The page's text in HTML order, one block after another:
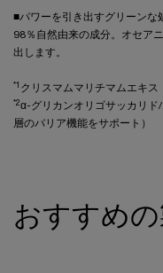
■パワーを引き出すグリーンな
98％自然由来の成分。オセア
出します。
*1 クリスマムマリチマムエキス
*2α-グリカンオリゴサッカリド
層のバリア機能をサポート）
PDP Brand Video
おすすめ